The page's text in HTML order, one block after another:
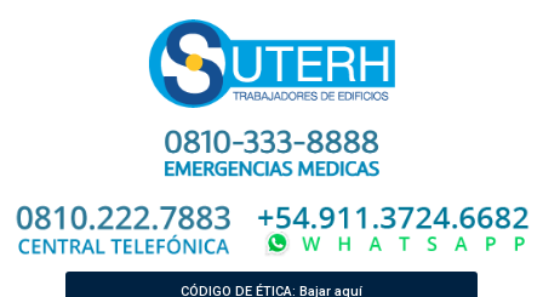
CÓDIGO DE ÉTICA: Bajar aquí